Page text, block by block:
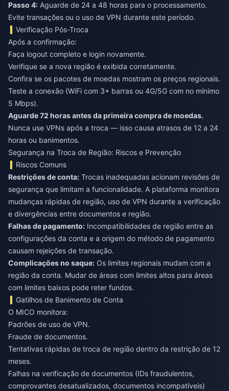
Passo 4: Aguarde de 24 a 48 horas para o processamento.
Evite transações ou o uso de VPN durante este período.
Verificação Pós-Troca
Após a confirmação:
Faça logout completo e login novamente.
Verifique se a nova região é exibida corretamente.
Confira se os pacotes de moedas mostram os preços regionais.
Teste a conexão (WiFi com 3+ barras ou 4G/5G com no mínimo
5 Mbps).
Aguarde 72 horas antes da primeira compra de moedas.
Nunca use VPNs após a troca — isso causa atrasos de 12 a 24
horas ou banimentos.
Segurança na Troca de Região: Riscos e Prevenção
Riscos Comuns
Restrições de conta: Trocas inadequadas acionam revisões de
segurança que limitam a funcionalidade. A plataforma monitora
mudanças rápidas de região, uso de VPN durante a verificação
e divergências entre documentos e região.
Falhas de pagamento: Incompatibilidades de região entre as
configurações da conta e a origem do método de pagamento
causam rejeições de transação.
Complicações no saque: Os limites regionais mudam com a
região da conta. Mudar de áreas com limites altos para áreas
com limites baixos pode reter fundos.
Gatilhos de Banimento de Conta
O MICO monitora:
Padrões de uso de VPN.
Fraude de documentos.
Tentativas rápidas de troca de região dentro da restrição de 12
meses.
Falhas na verificação de documentos (IDs fraudulentos,
comprovantes desatualizados, documentos incompatíveis)